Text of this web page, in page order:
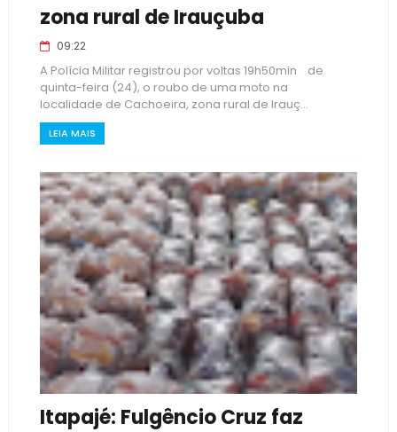
zona rural de Irauçuba
09:22
A Polícia Militar registrou por voltas 19h50min de
quinta-feira (24), o roubo de uma moto na
localidade de Cachoeira, zona rural de Irauç...
LEIA MAIS
Itapajé: Fulgêncio Cruz faz